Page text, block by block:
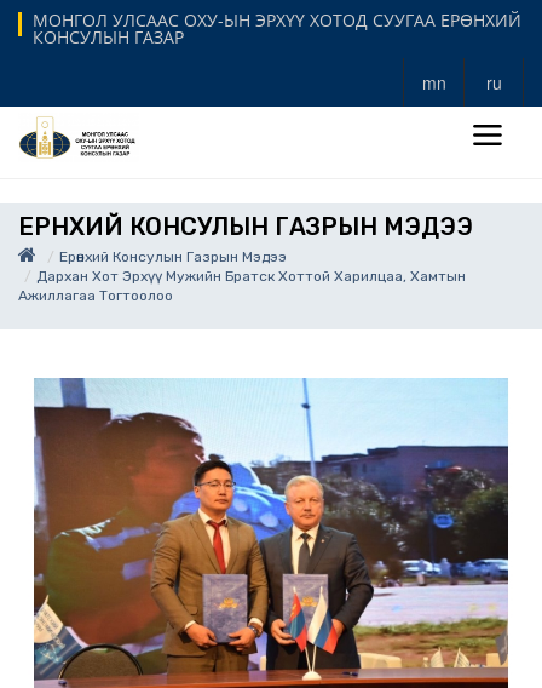
МОНГОЛ УЛСААС ОХУ-ЫН ЭРХҮҮ ХОТОД СУУГАА ЕРӨНХИЙ
КОНСУЛЫН ГАЗАР
mn ru
ЕРӨНХИЙ КОНСУЛЫН ГАЗРЫН МЭДЭЭ
Ерөнхий Консулын Газрын Мэдээ
Дархан Хот Эрхүү Мужийн Братск Хоттой Харилцаа, Хамтын
Ажиллагаа Тогтоолоо